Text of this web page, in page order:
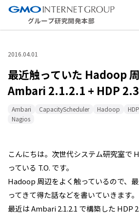
2016.04.01
最近触っていた Hadoop
Ambari 2.1.2.1 + HDP
Ambari CapacityScheduler Hadoop HDP
Nagios
こんにちは。次世代システム研究室で
っている T.O. です。
Hadoop 周辺をよく触っているので、
ってきて得た話などを書いていきます。
最近は Ambari 2.1.2.1 で構築した HDP